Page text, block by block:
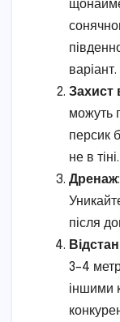
варіант.
Захист
можуть
персик
не в тіні.
Дренаж
після
3–4
іншими